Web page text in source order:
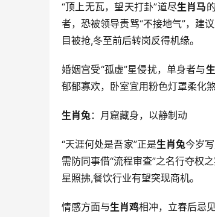
“顶上无瓦，望天打卦”道尽生肖马
者，恐被领导责骂“不接地气”，建
目被抢,冬至前后转岗反得机缘。
婚姻宫受“孤虚”星侵扰，单身者与
郁郁寡欢，卧室宜用粉色灯罩柔化
生肖兔：月窟藏身，以静制动
“天涯何处是吾家”正是生肖兔今岁
需防同事借“流程审查”之名行夺权
星照拂,餐饮行业有望突现商机。
情感方面与生肖鸡相冲，立春后忌